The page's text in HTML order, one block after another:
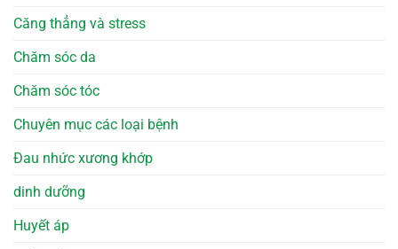
Căng thẳng và stress
Chăm sóc da
Chăm sóc tóc
Chuyên mục các loại bệnh
Đau nhức xương khớp
dinh dưỡng
Huyết áp